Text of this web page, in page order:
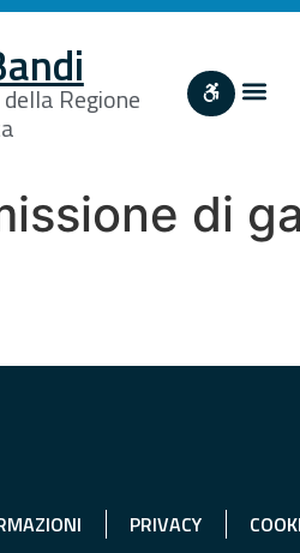
Regione
di
PRIVACY